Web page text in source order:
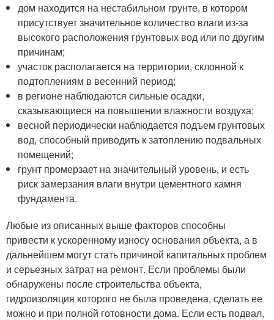
дом находится на нестабильном грунте, в котором
присутствует значительное количество влаги из-за
высокого расположения грунтовых вод или по другим
причинам;
участок располагается на территории, склонной к
подтоплениям в весенний период;
в регионе наблюдаются сильные осадки,
сказывающиеся на повышении влажности воздуха;
весной периодически наблюдается подъем грунтовых
вод, способный приводить к затоплению подвальных
помещений;
грунт промерзает на значительный уровень, и есть
риск замерзания влаги внутри цементного камня
фундамента.
Любые из описанных выше факторов способны
привести к ускоренному износу основания объекта, а в
дальнейшем могут стать причиной капитальных проблем
и серьезных затрат на ремонт. Если проблемы были
обнаружены после строительства объекта,
гидроизоляция которого не была проведена, сделать ее
можно и при полной готовности дома. Если есть подвал,